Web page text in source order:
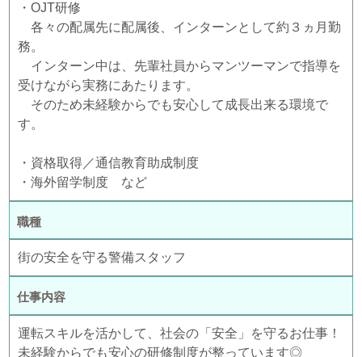
・OJT研修
各々の配属先に配属後、インターンとして約３ヵ月勤
務。
インターン中は、先輩社員からマンツーマンで指導を
受けながら実務にあたります。
そのため未経験からでも安心して成長出来る環境で
す。
・資格取得／通信教育助成制度
・海外留学制度 など
職種
街の安全を守る警備スタッフ
仕事内容
運転スキルを活かして、社会の「安全」を守るお仕事！
未経験からでも安心の研修制度が整っています◎